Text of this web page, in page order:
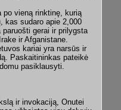
po vieną rinktinę, kurią
kas sudaro apie 2,000
gerai ir prilygsta
ir Afganistane.
kariai yra narsūs ir
Paskaitininkas pateikė
pasiklausyti.
ir invokaciją, Onutei